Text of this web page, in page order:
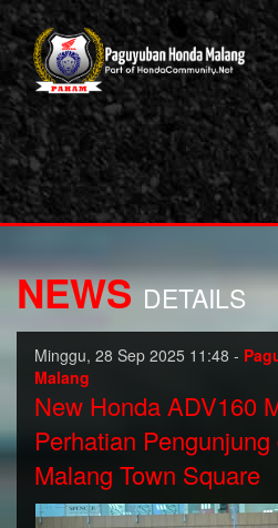
NEWS DETAILS
Minggu, 28 Sep 2025 11:48 -
Malang
New Honda ADV160
Perhatian
Malang Town Square